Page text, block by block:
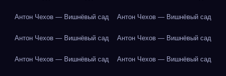
Антон Чехов — Вишнёвый сад Антон Чехов — Вишнёвый сад
Антон Чехов — Вишнёвый сад Антон Чехов — Вишнёвый сад
Антон Чехов — Вишнёвый сад Антон Чехов — Вишнёвый сад